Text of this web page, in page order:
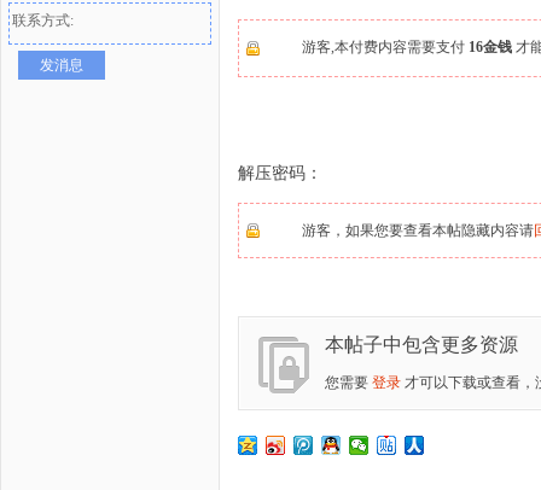
联系方式:
发消息
游客,本付费内容需要支付 16金钱 才
解压密码：
游客，如果您要查看本帖隐藏内容请
本帖子中包含更多资源
您需要 登录 才可以下载或查看，